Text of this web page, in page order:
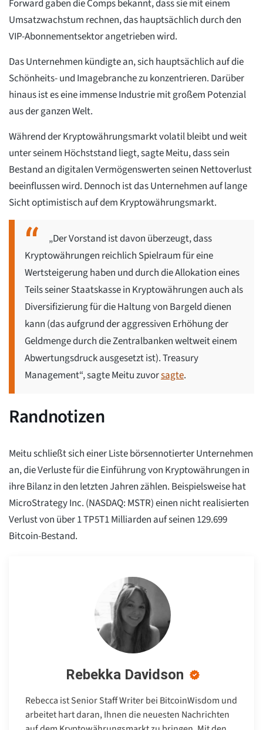
Forward gaben die Comps bekannt, dass sie mit einem
Umsatzwachstum rechnen, das hauptsächlich durch den
VIP-Abonnementsektor angetrieben wird.
Das Unternehmen kündigte an, sich hauptsächlich auf die
Schönheits- und Imagebranche zu konzentrieren. Darüber
hinaus ist es eine immense Industrie mit großem Potenzial
aus der ganzen Welt.
Während der Kryptowährungsmarkt volatil bleibt und weit
unter seinem Höchststand liegt, sagte Meitu, dass sein
Bestand an digitalen Vermögenswerten seinen Nettoverlust
beeinflussen wird. Dennoch ist das Unternehmen auf lange
Sicht optimistisch auf dem Kryptowährungsmarkt.
„Der Vorstand ist davon überzeugt, dass
Kryptowährungen reichlich Spielraum für eine
Wertsteigerung haben und durch die Allokation eines
Teils seiner Staatskasse in Kryptowährungen auch als
Diversifizierung für die Haltung von Bargeld dienen
kann (das aufgrund der aggressiven Erhöhung der
Geldmenge durch die Zentralbanken weltweit einem
Abwertungsdruck ausgesetzt ist). Treasury
Management“, sagte Meitu zuvorsagte.
Randnotizen
Meitu schließt sich einer Liste börsennotierter Unternehmen
an, die Verluste für die Einführung von Kryptowährungen in
ihre Bilanz in den letzten Jahren zählen. Beispielsweise hat
MicroStrategy Inc. (NASDAQ: MSTR) einen nicht realisierten
Verlust von über 1 TP5T1 Milliarden auf seinen 129.699
Bitcoin-Bestand.
Rebekka Davidson
Rebecca ist Senior Staff Writer bei BitcoinWisdom und
arbeitet hart daran, Ihnen die neuesten Nachrichten